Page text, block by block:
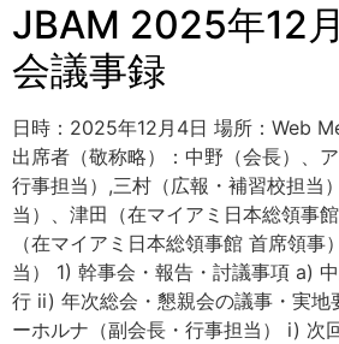
JBAM 2025年12
会議事録
日時：2025年12月4日 場所：Web
出席者（敬称略）：中野（会長）、
行事担当）,三村（広報・補習校担当
当）、津田（在マイアミ日本総領事
（在マイアミ日本総領事館 首席領事
当） 1) 幹事会・報告・討議事項 a)
行 ii) 年次総会・懇親会の議事・実地
ーホルナ（副会長・行事担当） i) 次